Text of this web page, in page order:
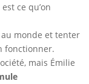
ce qu’on
au monde et tenter
fonctionner.
mais Émilie